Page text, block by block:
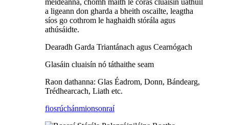
a ligeann don gharda a bheith oscailte, leagtha
síos go cothrom le haghaidh stórála agus
athúsáidte.
Dearadh Garda Triantánach agus Cearnógach
Glasáin cluaisín nó táthaithe seam
Raon dathanna: Glas Éadrom, Donn, Bándearg,
Trédhearcach, Liath etc.
fiosrúchánmionsonraí